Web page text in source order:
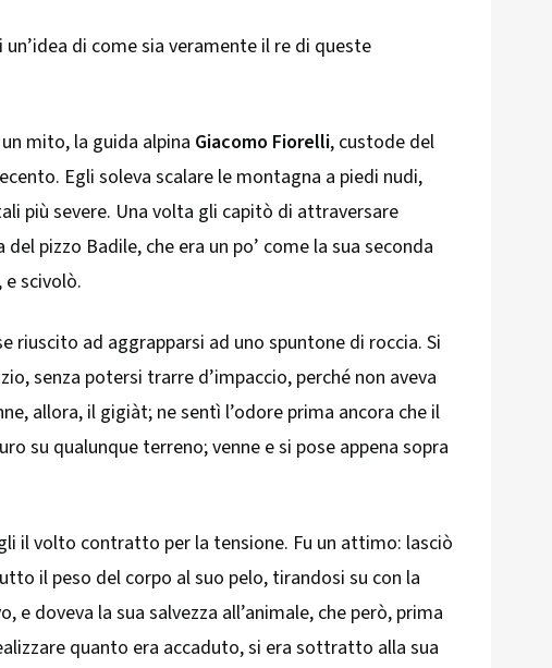
di come sia veramente il re di queste
mito, la guida alpina Giacomo Fiorelli, custode del
Egli soleva scalare le montagna a piedi nudi,
più severe. Una volta gli capitò di attraversare
pizzo Badile, che era un po’ come la sua seconda
scivolò.
riuscito ad aggrapparsi ad uno spuntone di roccia. Si
senza potersi trarre d’impaccio, perché non aveva
allora, il gigiàt; ne sentì l’odore prima ancora che il
su qualunque terreno; venne e si pose appena sopra
il volto contratto per la tensione. Fu un attimo: lasciò
il peso del corpo al suo pelo, tirandosi su con la
e doveva la sua salvezza all’animale, che però, prima
quanto era accaduto, si era sottratto alla sua